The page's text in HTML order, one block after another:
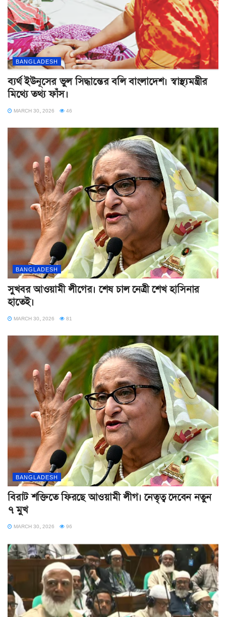
BANGLADESH
ব্যর্থ ইউনূসের ভুল সিদ্ধান্তের বলি বাংলাদেশ। স্বাস্থ্যমন্ত্রীর
মিথ্যে তথ্য ফাঁস।
MARCH 30, 2026 46
BANGLADESH
সুখবর আওয়ামী লীগের। শেষ চাল নেত্রী শেখ হাসিনার
হাতেই।
MARCH 30, 2026 81
BANGLADESH
বিরাট শক্তিতে ফিরছে আওয়ামী লীগ। নেতৃত্ব দেবেন নতুন
৭ মুখ
MARCH 30, 2026 96